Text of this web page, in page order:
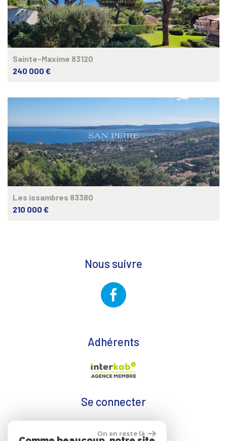
Sainte-Maxime 83120
240 000 €
Les issambres 83380
210 000 €
Nous suivre
Adhérents
Se connecter
Espace propriétaire
On en reste là